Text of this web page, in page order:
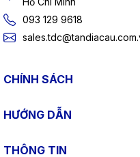
093 129 9618
CHÍNH SÁCH
HƯỚNG DẪN
THÔNG TIN